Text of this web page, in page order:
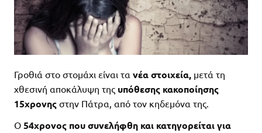
Γροθιά στο στομάχι είναι τα νέα στοιχεία, μετά τη
χθεσινή αποκάλυψη της υπόθεσης κακοποίησης
15χρονης στην Πάτρα, από τον κηδεμόνα της.
O 54χρονος που συνελήφθη και κατηγορείται για